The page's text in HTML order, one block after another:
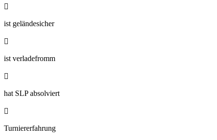

ist geländesicher

ist verladefromm

hat SLP absolviert

Turniererfahrung